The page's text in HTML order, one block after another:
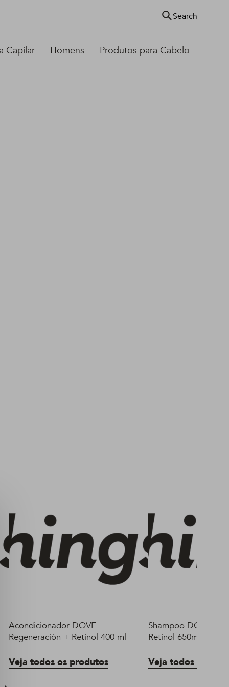
Capilar Homens Produtos para Cabelo
Search
Acondicionador DOVE
Regeneración + Retinol 400 ml
Veja todos os produtos
Shampoo DOVE
Retinol 650ml
Veja todos os